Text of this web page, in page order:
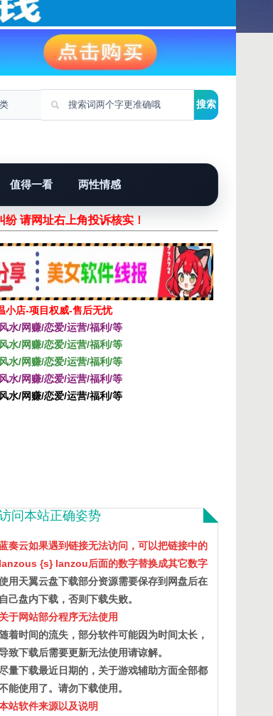
值得一看 两性情感
请网址右上角投诉核实！
小店-项目权威-售后无忧
水/网赚/恋爱/运营/福利/等
水/网赚/恋爱/运营/福利/等
水/网赚/恋爱/运营/福利/等
水/网赚/恋爱/运营/福利/等
水/网赚/恋爱/运营/福利/等
问本站正确姿势
奏云如果遇到链接无法访问，可以把链接中的
lanzous {s} lanzou后面的数字替换成其它数字
用天翼云盘下载部分资源需要保存到网盘后在
自己盘内下载，否则下载失败。
关于网站部分程序无法使用
随着时间的流失，部分软件可能因为时间太长，
致下载后需要更新无法使用请谅解。
量下载最近日期的，关于游戏辅助方面全部都
能使用了。请勿下载使用。
站软件来源以及说明